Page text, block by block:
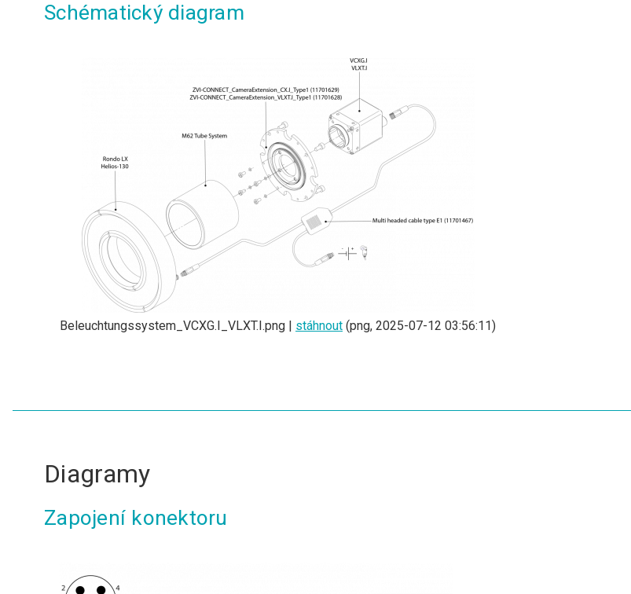
Schématický diagram
Beleuchtungssystem_VCXG.I_VLXT.I.png | stáhnout (png, 2025-07-12 03:56:11)
Diagramy
Zapojení konektoru